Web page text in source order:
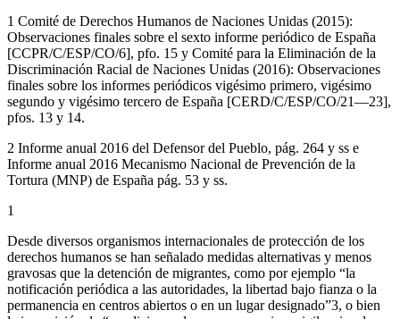
1 Comité de Derechos Humanos de Naciones Unidas (2015):
Observaciones finales sobre el sexto informe periódico de España
[CCPR/C/ESP/CO/6], pfo. 15 y Comité para la Eliminación de la
Discriminación Racial de Naciones Unidas (2016): Observaciones
finales sobre los informes periódicos vigésimo primero, vigésimo
segundo y vigésimo tercero de España [CERD/C/ESP/CO/21—23],
pfos. 13 y 14.
2 Informe anual 2016 del Defensor del Pueblo, pág. 264 y ss e
Informe anual 2016 Mecanismo Nacional de Prevención de la
Tortura (MNP) de España pág. 53 y ss.
1
Desde diversos organismos internacionales de protección de los
derechos humanos se han señalado medidas alternativas y menos
gravosas que la detención de migrantes, como por ejemplo “la
notificación periódica a las autoridades, la libertad bajo fianza o la
permanencia en centros abiertos o en un lugar designado”3, o bien